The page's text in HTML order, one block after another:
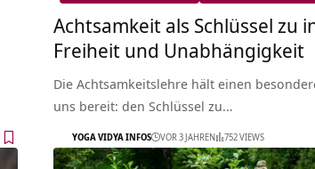
Achtsamkeit als Schlüssel zu
Freiheit und Unabhängigkeit
Die Achtsamkeitslehre hält einen
uns bereit: den Schlüssel zu…
YOGA VIDYA INFOS VOR 3 JAHREN 752 VIEWS